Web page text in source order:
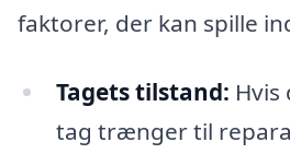
faktorer, der kan spille
Tagets tilstand: Hvis
tag trænger til